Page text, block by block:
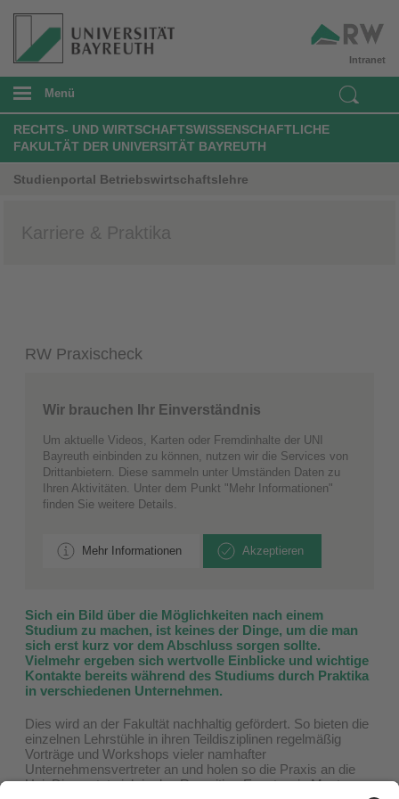
Intranet
Menü
RECHTS- UND WIRTSCHAFTSWISSENSCHAFTLICHE
FAKULTÄT DER UNIVERSITÄT BAYREUTH
Studienportal Betriebswirtschaftslehre
Karriere & Praktika
RW Praxischeck
Wir brauchen Ihr Einverständnis
Um aktuelle Videos, Karten oder Fremdinhalte der UNI
Bayreuth einbinden zu können, nutzen wir die Services von
Drittanbietern. Diese sammeln unter Umständen Daten zu
Ihren Aktivitäten. Unter dem Punkt "Mehr Informationen"
finden Sie weitere Details.
Mehr Informationen Akzeptieren
Sich ein Bild über die Möglichkeiten nach einem
Studium zu machen, ist keines der Dinge, um die man
sich erst kurz vor dem Abschluss sorgen sollte.
Vielmehr ergeben sich wertvolle Einblicke und wichtige
Kontakte bereits während des Studiums durch Praktika
in verschiedenen Unternehmen.
Dies wird an der Fakultät nachhaltig gefördert. So bieten die
einzelnen Lehrstühle in ihren Teildisziplinen regelmäßig
Vorträge und Workshops vieler namhafter
Unternehmensvertreter an und holen so die Praxis an die
Uni. Dies setzt sich in den Recruiting-Events wie Masters